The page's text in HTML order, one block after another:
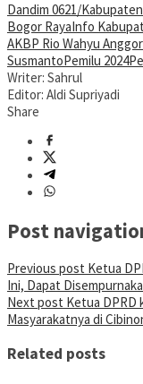
Dandim 0621/
Bogor RayaInfo
AKBP Rio Wahyu
SusmantoPemilu 2024
Writer: Sahrul
Editor: Aldi Supriyadi
Share
Post
Previous post Ketua
Ini, Dapat
Next post Ketua DPRD
Masyarakatnya di
Related posts